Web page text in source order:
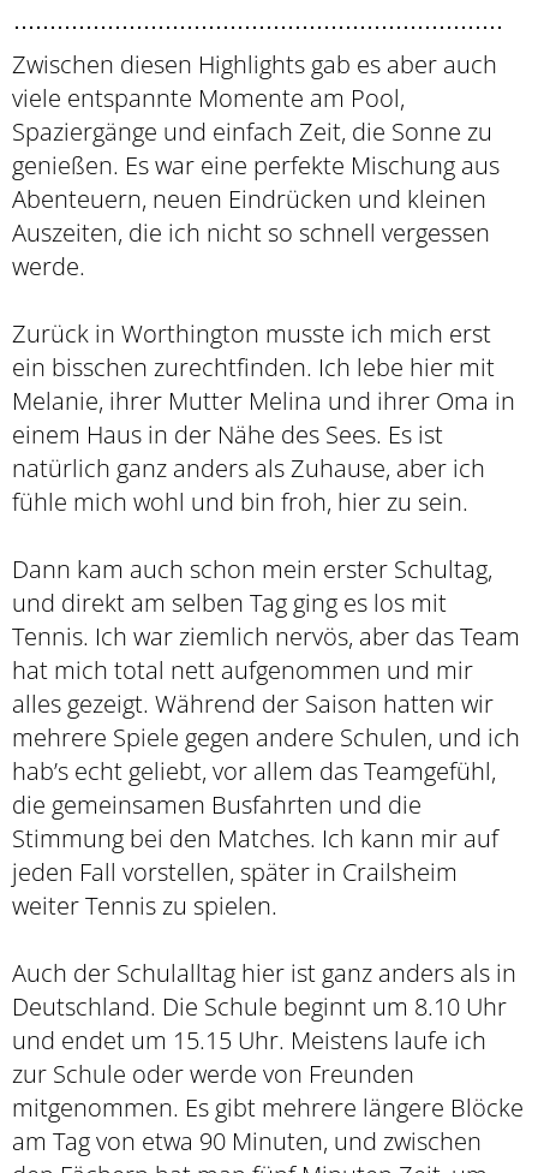
Zwischen diesen Highlights gab es aber auch
viele entspannte Momente am Pool,
Spaziergänge und einfach Zeit, die Sonne zu
genießen. Es war eine perfekte Mischung aus
Abenteuern, neuen Eindrücken und kleinen
Auszeiten, die ich nicht so schnell vergessen
werde.
Zurück in Worthington musste ich mich erst
ein bisschen zurechtfinden. Ich lebe hier mit
Melanie, ihrer Mutter Melina und ihrer Oma in
einem Haus in der Nähe des Sees. Es ist
natürlich ganz anders als Zuhause, aber ich
fühle mich wohl und bin froh, hier zu sein.
Dann kam auch schon mein erster Schultag,
und direkt am selben Tag ging es los mit
Tennis. Ich war ziemlich nervös, aber das Team
hat mich total nett aufgenommen und mir
alles gezeigt. Während der Saison hatten wir
mehrere Spiele gegen andere Schulen, und ich
hab’s echt geliebt, vor allem das Teamgefühl,
die gemeinsamen Busfahrten und die
Stimmung bei den Matches. Ich kann mir auf
jeden Fall vorstellen, später in Crailsheim
weiter Tennis zu spielen.
Auch der Schulalltag hier ist ganz anders als in
Deutschland. Die Schule beginnt um 8.10 Uhr
und endet um 15.15 Uhr. Meistens laufe ich
zur Schule oder werde von Freunden
mitgenommen. Es gibt mehrere längere Blöcke
am Tag von etwa 90 Minuten, und zwischen